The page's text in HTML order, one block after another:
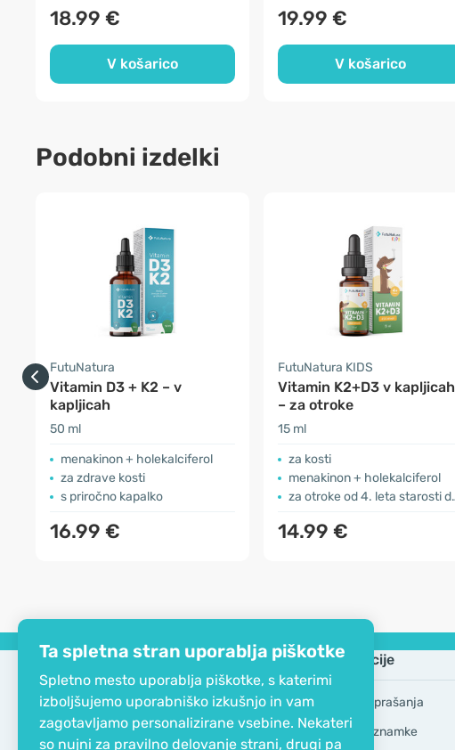
Ta spletna stran uporablja piškotke
Spletno mesto uporablja piškotke, s katerimi
izboljšujemo uporabniško izkušnjo in vam
zagotavljamo personalizirane vsebine. Nekateri
so nujni za pravilno delovanje strani, drugi pa
18.99 €
V košarico
19.99 €
V košarico
Podobni izdelki
FutuNatura
Vitamin D3 + K2 – v
kapljicah
50 ml
menakinon + holekalciferol
za zdrave kosti
s priročno kapalko
16.99 €
FutuNatura KIDS
Vitamin K2+D3 v kapljicah
– za otroke
15 ml
za kosti
menakinon + holekalciferol
za otroke od 4. leta starosti dalje
14.99 €
Podjetje
EKO certifikat
Kontakt
Informacije
Pogosta vprašanja
Blagovne znamke